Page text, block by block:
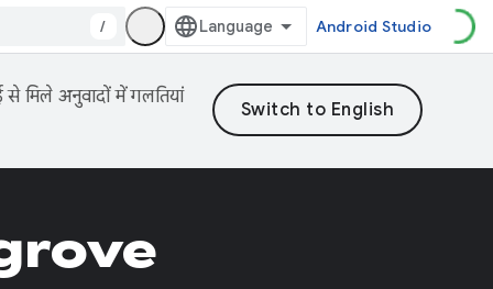
/ Android Studio
मिले अनुवादों में गलतियां